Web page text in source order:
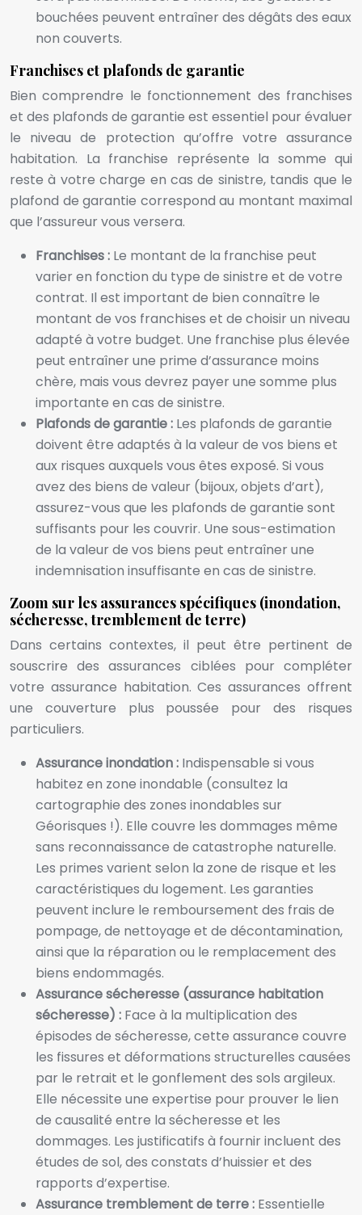
bouchées peuvent entraîner des dégâts des eaux
non couverts.
Franchises et plafonds de garantie
Bien comprendre le fonctionnement des franchises
et des plafonds de garantie est essentiel pour évaluer
le niveau de protection qu’offre votre assurance
habitation. La franchise représente la somme qui
reste à votre charge en cas de sinistre, tandis que le
plafond de garantie correspond au montant maximal
que l’assureur vous versera.
Franchises : Le montant de la franchise peut
varier en fonction du type de sinistre et de votre
contrat. Il est important de bien connaître le
montant de vos franchises et de choisir un niveau
adapté à votre budget. Une franchise plus élevée
peut entraîner une prime d’assurance moins
chère, mais vous devrez payer une somme plus
importante en cas de sinistre.
Plafonds de garantie : Les plafonds de garantie
doivent être adaptés à la valeur de vos biens et
aux risques auxquels vous êtes exposé. Si vous
avez des biens de valeur (bijoux, objets d’art),
assurez-vous que les plafonds de garantie sont
suffisants pour les couvrir. Une sous-estimation
de la valeur de vos biens peut entraîner une
indemnisation insuffisante en cas de sinistre.
Zoom sur les assurances spécifiques (inondation,
sécheresse, tremblement de terre)
Dans certains contextes, il peut être pertinent de
souscrire des assurances ciblées pour compléter
votre assurance habitation. Ces assurances offrent
une couverture plus poussée pour des risques
particuliers.
Assurance inondation : Indispensable si vous
habitez en zone inondable (consultez la
cartographie des zones inondables sur
Géorisques !). Elle couvre les dommages même
sans reconnaissance de catastrophe naturelle.
Les primes varient selon la zone de risque et les
caractéristiques du logement. Les garanties
peuvent inclure le remboursement des frais de
pompage, de nettoyage et de décontamination,
ainsi que la réparation ou le remplacement des
biens endommagés.
Assurance sécheresse (assurance habitation
sécheresse) : Face à la multiplication des
épisodes de sécheresse, cette assurance couvre
les fissures et déformations structurelles causées
par le retrait et le gonflement des sols argileux.
Elle nécessite une expertise pour prouver le lien
de causalité entre la sécheresse et les
dommages. Les justificatifs à fournir incluent des
études de sol, des constats d’huissier et des
rapports d’expertise.
Assurance tremblement de terre : Essentielle